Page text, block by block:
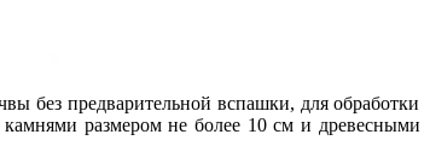
без предварительной вспашки, для обработки
размером не более 10 см и древесными